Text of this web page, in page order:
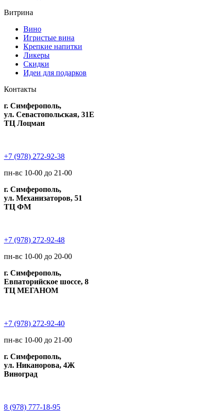
Витрина
Вино
Игристые вина
Крепкие напитки
Ликеры
Скидки
Идеи для подарков
Контакты
г. Симферополь,
ул. Севастопольская, 31Е
ТЦ Лоцман
+7 (978) 272-92-38
пн-вс 10-00 до 21-00
г. Симферополь,
ул. Механизаторов, 51
ТЦ ФМ
+7 (978) 272-92-48
пн-вс 10-00 до 20-00
г. Симферополь,
Евпаторийское шоссе, 8
ТЦ МЕГАНОМ
+7 (978) 272-92-40
пн-вс 10-00 до 21-00
г. Симферополь,
ул. Никанорова, 4Ж
Виноград
8 (978) 777-18-95